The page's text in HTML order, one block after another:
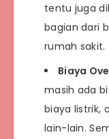
tentu juga
bagian dari
rumah sakit.
Biaya
masih ada
biaya listrik,
lain-lain.